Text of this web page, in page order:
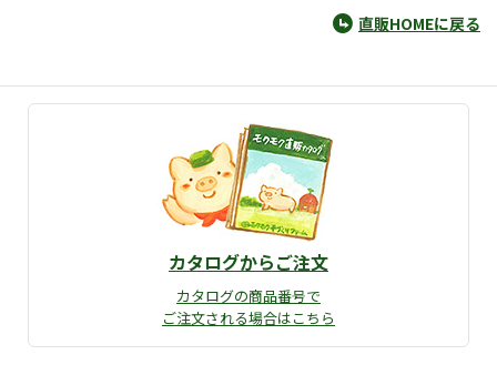
直販HOMEに戻る
カタログからご注文
カタログの商品番号で
ご注文される場合はこちら